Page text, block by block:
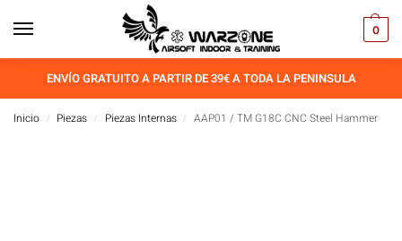
0
ENVÍO GRATUITO A PARTIR DE 39€ A TODA LA PENINSULA
Inicio / Piezas / Piezas Internas / AAP01 / TM G18C CNC Steel Hammer